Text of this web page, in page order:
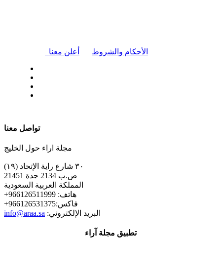
أعلن معنا الأحكام والشروط
تواصل معنا
مجلة اراء حول الخليج
٣٠ شارع راية الإتحاد (١٩)
ص.ب 2134 جدة 21451
المملكة العربية السعودية
+هاتف: 966126511999
+فاكس:966126531375
info@araa.sa :البريد الإلكتروني
تطبيق مجلة آراء